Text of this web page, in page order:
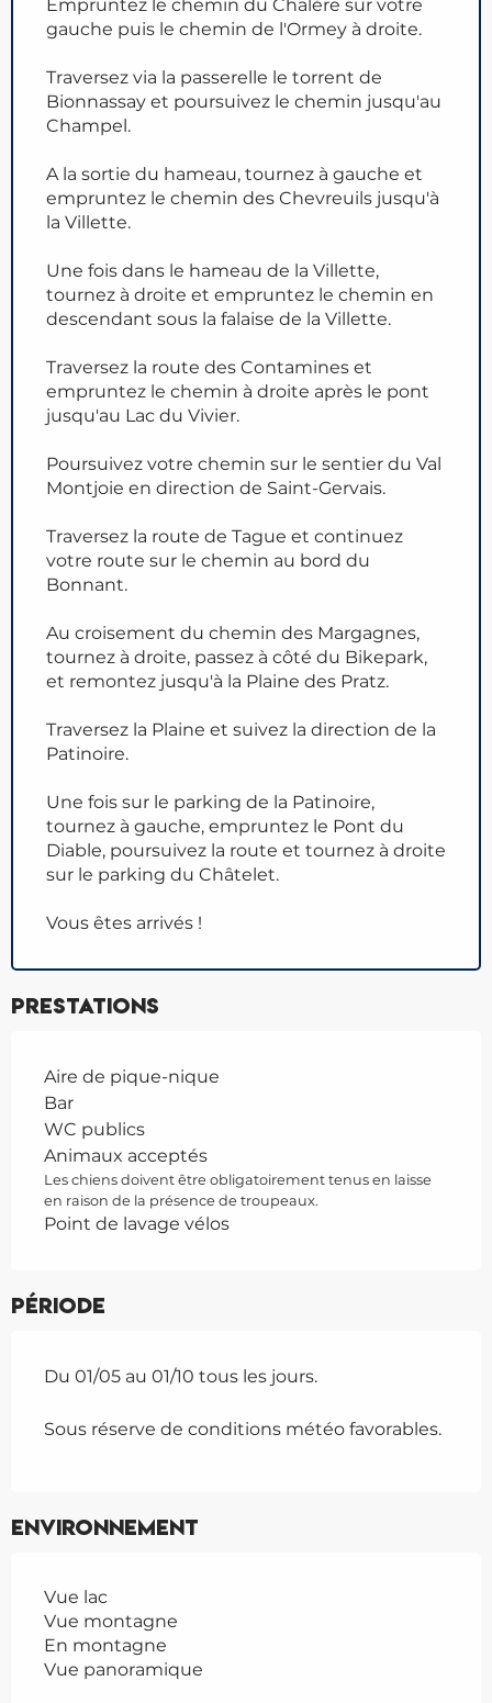
Empruntez le chemin du Chalère sur votre
gauche puis le chemin de l'Ormey à droite.
Traversez via la passerelle le torrent de
Bionnassay et poursuivez le chemin jusqu'au
Champel.
A la sortie du hameau, tournez à gauche et
empruntez le chemin des Chevreuils jusqu'à
la Villette.
Une fois dans le hameau de la Villette,
tournez à droite et empruntez le chemin en
descendant sous la falaise de la Villette.
Traversez la route des Contamines et
empruntez le chemin à droite après le pont
jusqu'au Lac du Vivier.
Poursuivez votre chemin sur le sentier du Val
Montjoie en direction de Saint-Gervais.
Traversez la route de Tague et continuez
votre route sur le chemin au bord du
Bonnant.
Au croisement du chemin des Margagnes,
tournez à droite, passez à côté du Bikepark,
et remontez jusqu'à la Plaine des Pratz.
Traversez la Plaine et suivez la direction de la
Patinoire.
Une fois sur le parking de la Patinoire,
tournez à gauche, empruntez le Pont du
Diable, poursuivez la route et tournez à droite
sur le parking du Châtelet.
Vous êtes arrivés !
Prestations
Aire de pique-nique
Bar
WC publics
Animaux acceptés
Les chiens doivent être obligatoirement tenus en laisse
en raison de la présence de troupeaux.
Point de lavage vélos
Période
Du 01/05 au 01/10 tous les jours.
Sous réserve de conditions météo favorables.
Environnement
Vue lac
Vue montagne
En montagne
Vue panoramique